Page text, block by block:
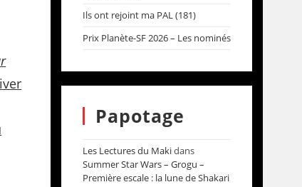
Ils ont rejoint ma PAL (181)
Prix Planète-SF 2026 – Les nominés
Papotage
Les Lectures du Makidans
Summer Star Wars – Grogu –
Première escale : la lune de Shakari